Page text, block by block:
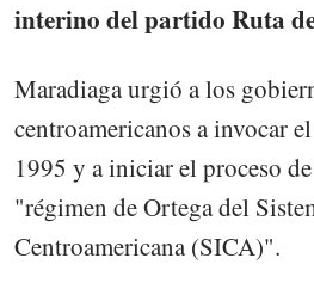
interino del partido Ruta
Maradiaga urgió a los
centroamericanos a invocar
1995 y a iniciar el proceso
"régimen de Ortega del
Centroamericana (SICA)".